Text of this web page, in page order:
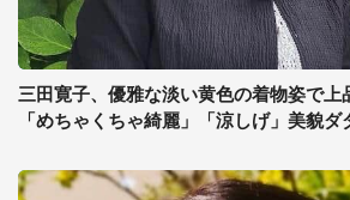
三田寛子、優雅な淡い黄色の着物姿で上
「めちゃくちゃ綺麗」「涼しげ」美貌ダ